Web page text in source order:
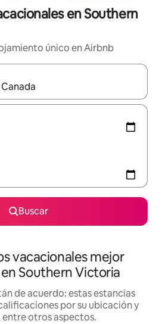
en Southern
único en Airbnb
estén disponibles, podrás navegar
Buscar
vacacionales mejor
Southern Victoria
de acuerdo: estas estancias
por su ubicación y
entre otros aspectos.